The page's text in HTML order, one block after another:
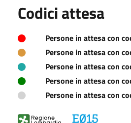
Codici attesa
Persone in attesa con
Persone in attesa con
Persone in attesa con
Persone in attesa con
Persone in attesa con